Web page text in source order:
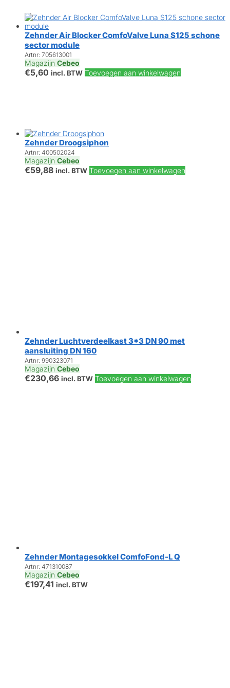
Zehnder Air Blocker ComfoValve Luna S125 schone
sector module
Artnr: 705613001
Magazijn Cebeo
€5,60 incl. BTW Toevoegen aan winkelwagen
Zehnder Droogsiphon
Artnr: 400502024
Magazijn Cebeo
€59,88 incl. BTW Toevoegen aan winkelwagen
Zehnder Luchtverdeelkast 3*3 DN 90 met
aansluiting DN 160
Artnr: 990323071
Magazijn Cebeo
€230,66 incl. BTW Toevoegen aan winkelwagen
Zehnder Montagesokkel ComfoFond-L Q
Artnr: 471310087
Magazijn Cebeo
€197,41 incl. BTW